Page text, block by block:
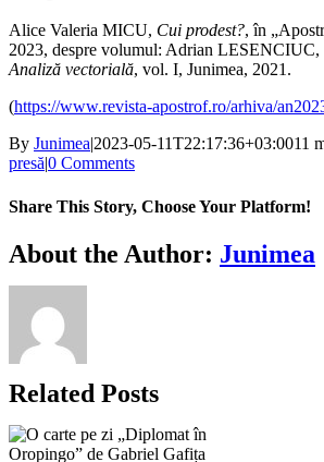
Alice Valeria MICU, Cui prodest?, în
2023, despre volumul: Adrian LESENCIUC,
Analiză vectorială, vol. I, Junimea, 2021.
(https://www.revista-apostrof.ro/arhiva/
By Junimea|2023-05-11T22:17:36+03:0011
presă|0 Comments
Share This Story, Choose Your Platform!
Facebook
X
Bluesky
Reddit
LinkedIn
WhatsApp
Telegram
Tumblr
Xing
Email
Copy
Link
About the Author: Junimea
Related Posts